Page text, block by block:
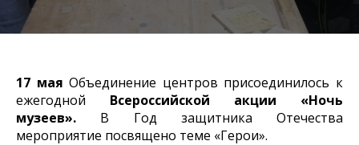
17 мая Объединение центров присоединилось к
ежегодной Всероссийской акции «Ночь
музеев». В Год защитника Отечества
мероприятие посвящено теме «Герои».